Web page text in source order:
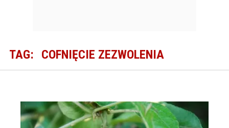
TAG: COFNIĘCIE ZEZWOLENIA